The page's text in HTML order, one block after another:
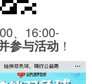
、16:00-
参与活动 ！